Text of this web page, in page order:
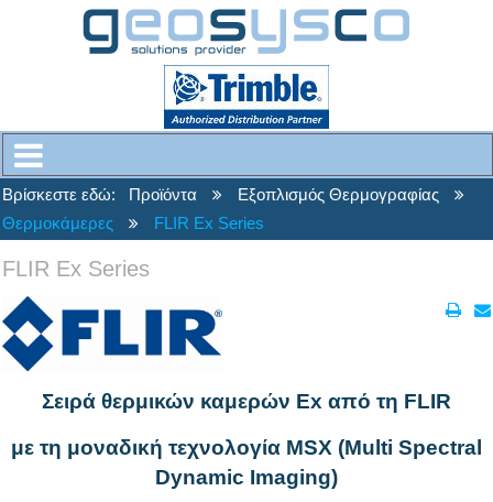
Βρίσκεστε εδώ: Προϊόντα
Εξοπλισμός Θερμογραφίας
Θερμοκάμερες
FLIR Ex Series
FLIR Ex Series
Σειρά θερμικών καμερών Ex από τη FLIR
με τη μοναδική τεχνολογία MSX (Multi Spectral
Dynamic Imaging)